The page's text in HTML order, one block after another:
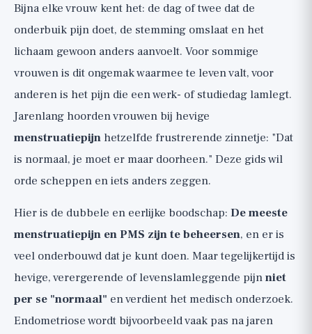
Snelle verlichting: de eerste lijn die echt
werkt 🟢
1. Ontstekingsremmers (NSAID's), en het
belangrijkst: vroeg innemen
2. Warmte: eenvoudig en bijna net zo effectief
als ibuprofen
3. Beweging: juist als je er het minste zin in
hebt
Leefstijl die symptomen op de lange
en bewijswaardering 🟡
Waarschuwingssignalen: wanneer
Bijna elke vrouw kent het: de dag of twee dat de
onderbuik pijn doet, de stemming omslaat en het
lichaam gewoon anders aanvoelt. Voor sommige
vrouwen is dit ongemak waarmee te leven valt, voor
anderen is het pijn die een werk- of studiedag lamlegt.
Jarenlang hoorden vrouwen bij hevige
menstruatiepijn hetzelfde frustrerende zinnetje: "Dat
is normaal, je moet er maar doorheen." Deze gids wil
orde scheppen en iets anders zeggen.
Hier is de dubbele en eerlijke boodschap: De meeste
menstruatiepijn en PMS zijn te beheersen, en er is
veel onderbouwd dat je kunt doen. Maar tegelijkertijd is
hevige, verergerende of levenslamleggende pijnniet
per se "normaal" en verdient het medisch onderzoek.
Endometriose wordt bijvoorbeeld vaak pas na jaren